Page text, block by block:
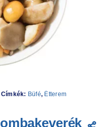
Címkék: Büfé, Étterem